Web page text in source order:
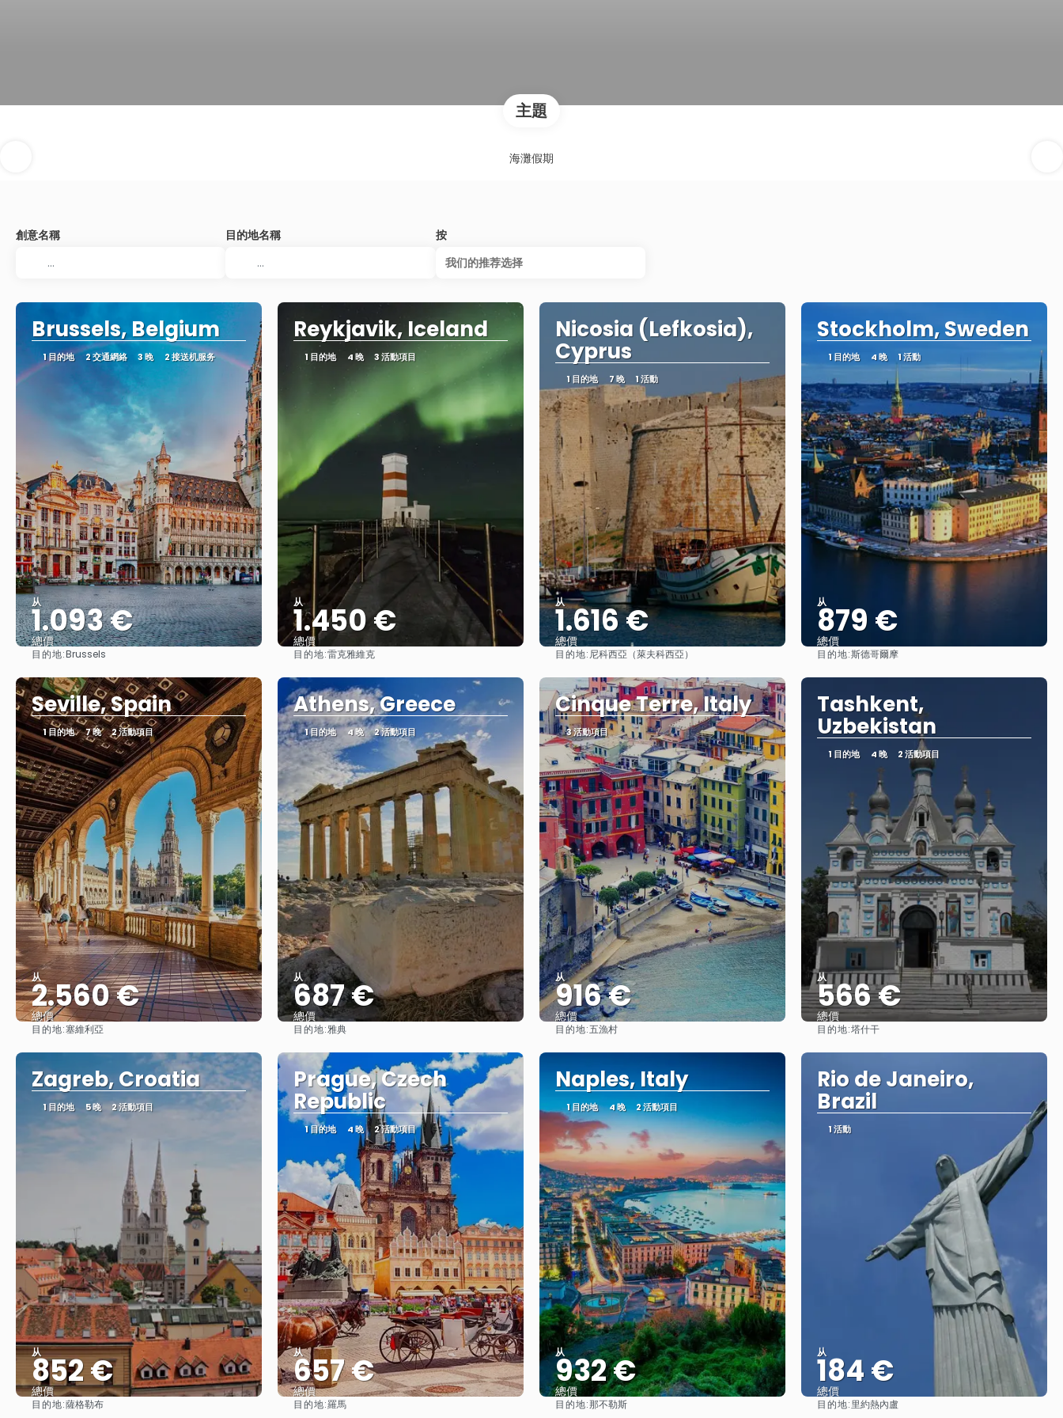
主題
海灘假期
創意名稱 目的地名稱
按
我们的推荐选择
Brussels, Belgium
1 目的地 2 交通網絡 3 晚 2 接送机服务
从
1.093 €
總價
目的地:Brussels
Reykjavik, Iceland
1 目的地 4 晚 3 活動項目
从
1.450 €
總價
目的地:雷克雅維克
Nicosia (Lefkosia),
Cyprus
1 目的地 7 晚 1 活動
从
1.616 €
總價
查看
目的地:尼科西亞（萊夫科西亞）
Stockholm, Sweden
1 目的地 4 晚 1 活動
从
879 €
總價
目的地:斯德哥爾摩
Seville, Spain
1 目的地 7 晚 2 活動項目
从
2.560 €
總價
目的地:塞維利亞
Athens, Greece
1 目的地 4 晚 2 活動項目
从
687 €
總價
目的地:雅典
Cinque Terre, Italy
3 活動項目
从
916 €
總價
目的地:五漁村
Tashkent,
Uzbekistan
1 目的地 4 晚 2 活動項目
从
566 €
總價
目的地:塔什干
Zagreb, Croatia
1 目的地 5 晚 2 活動項目
从
852 €
總價
目的地:薩格勒布
Prague, Czech
Republic
1 目的地 4 晚 2 活動項目
从
657 €
總價
目的地:羅馬
Naples, Italy
1 目的地 4 晚 2 活動項目
从
932 €
總價
目的地:那不勒斯
Rio de Janeiro,
Brazil
1 活動
从
184 €
總價
目的地:里約熱內盧